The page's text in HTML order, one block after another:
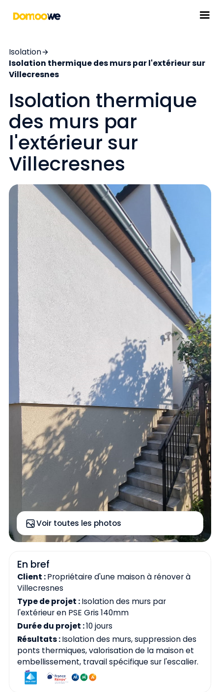
Isolation
Isolation thermique des murs par l'extérieur sur
Villecresnes
Isolation thermique
des murs par
l'extérieur sur
Villecresnes
Voir toutes les photos
En bref
Client :Propriétaire d'une maison à rénover à
Villecresnes
Type de projet :Isolation des murs par
l'extérieur en PSE Gris 140mm
Durée du projet :10 jours
Résultats :Isolation des murs, suppression des
ponts thermiques, valorisation de la maison et
embellissement, travail spécifique sur l'escalier.